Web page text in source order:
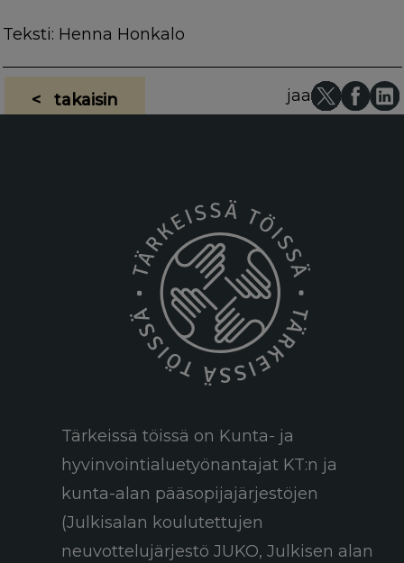
Teksti: Henna Honkalo
< takaisin jaa
Tärkeissä töissä on Kunta- ja
hyvinvointialuetyönantajat KT:n ja
kunta-alan pääsopijajärjestöjen
(Julkisalan koulutettujen
neuvottelujärjestö JUKO, Julkisen alan